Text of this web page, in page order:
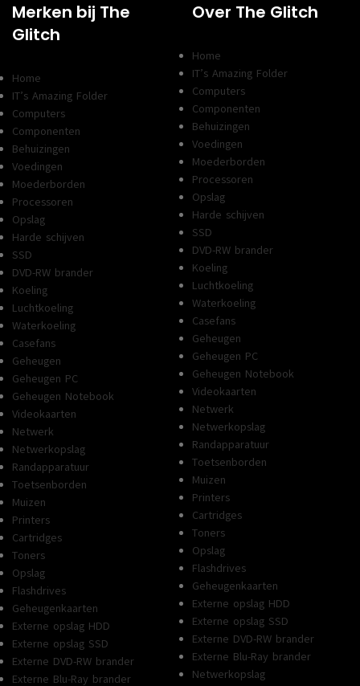
Merken bij The
Glitch
Home
IT’s Amazing Folder
Computers
Componenten
Behuizingen
Voedingen
Moederborden
Processoren
Opslag
Harde schijven
SSD
DVD-RW brander
Koeling
Luchtkoeling
Waterkoeling
Casefans
Geheugen
Geheugen PC
Geheugen Notebook
Videokaarten
Netwerk
Netwerkopslag
Randapparatuur
Toetsenborden
Muizen
Printers
Cartridges
Toners
Opslag
Flashdrives
Geheugenkaarten
Externe opslag HDD
Externe opslag SSD
Externe DVD-RW brander
Externe Blu-Ray brander
Over The Glitch
Home
IT’s Amazing Folder
Computers
Componenten
Behuizingen
Voedingen
Moederborden
Processoren
Opslag
Harde schijven
SSD
DVD-RW brander
Koeling
Luchtkoeling
Waterkoeling
Casefans
Geheugen
Geheugen PC
Geheugen Notebook
Videokaarten
Netwerk
Netwerkopslag
Randapparatuur
Toetsenborden
Muizen
Printers
Cartridges
Toners
Opslag
Flashdrives
Geheugenkaarten
Externe opslag HDD
Externe opslag SSD
Externe DVD-RW brander
Externe Blu-Ray brander
Netwerkopslag